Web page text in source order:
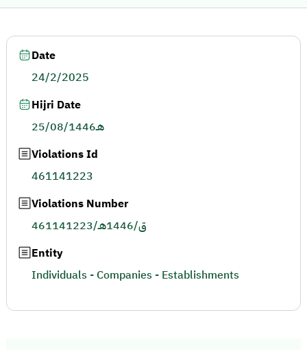
Date
24/2/2025
Hijri Date
25/08/1446هـ
Violations Id
461141223
Violations Number
461141223/ق/1446هـ
Entity
Individuals - Companies - Establishments